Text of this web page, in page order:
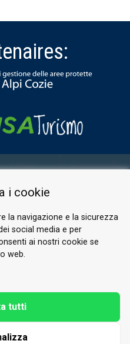
di Susa
Alpina
tesori.it
i cookie
la navigazione e la sicurezza
social media e per
ai nostri cookie se
web.
tutti